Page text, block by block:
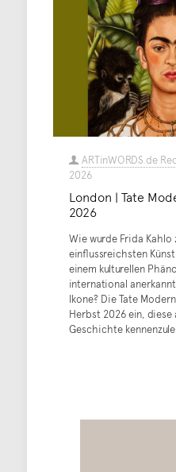
ARTinWORDS.de
2026
London | Tate
2026
Wie wurde Frida Kahlo
einflussreichsten
einem kulturellen
international
Ikone? Die Tate
Herbst 2026 ein,
Geschichte